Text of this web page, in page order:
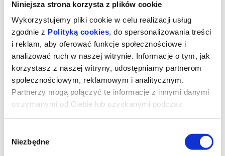
Niniejsza strona korzysta z plików cookie
Wykorzystujemy pliki cookie w celu realizacji usług
zgodnie z Polityką cookies, do spersonalizowania treści
i reklam, aby oferować funkcje społecznościowe i
analizować ruch w naszej witrynie. Informacje o tym, jak
korzystasz z naszej witryny, udostępniamy partnerom
społecznościowym, reklamowym i analitycznym.
Partnerzy mogą połączyć te informacje z innymi danymi
otrzymanymi od Ciebie lub uzyskanymi podczas
zgody
Niezbędne
została zakończona.